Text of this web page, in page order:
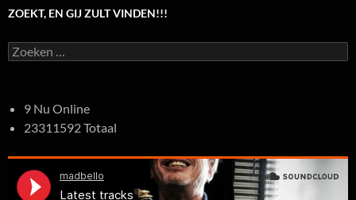
ZOEKT, EN GIJ ZULT VINDEN!!!
Zoeken
naar:
9 Nu Online
23311592 Totaal